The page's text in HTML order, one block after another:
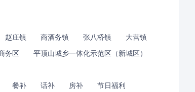
赵庄镇 商酒务镇 张八桥镇 大营镇
务区 平顶山城乡一体化示范区（新城区）
餐补 话补 房补 节日福利